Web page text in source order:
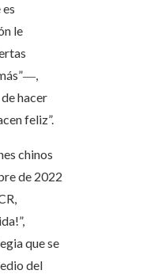
le
hacer
feliz”.
chinos
de 2022
que se
del